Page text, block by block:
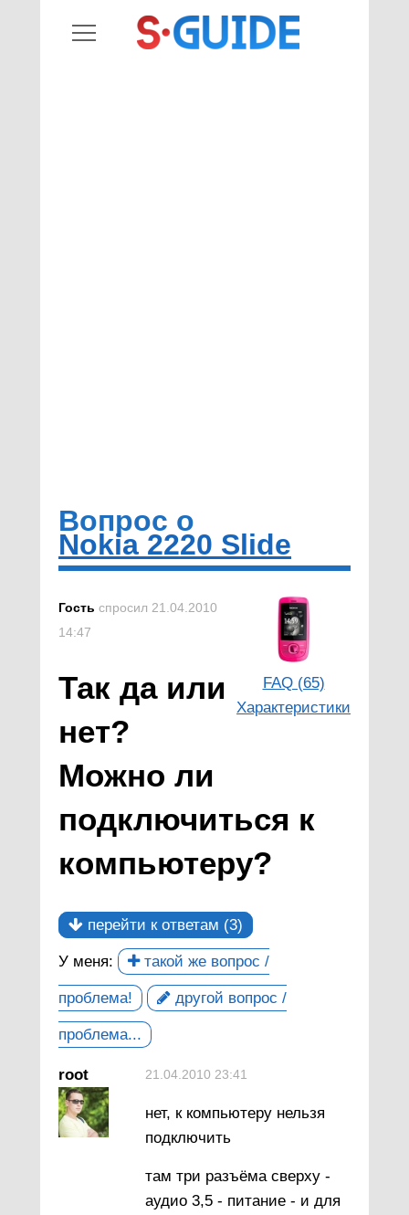
Вопрос о
Nokia 2220 Slide
FAQ (65)
Характеристики
Гость спросил 21.04.2010
14:47
Так да или
нет?
Можно ли
подключиться к
компьютеру?
перейти к ответам (3)
У меня: такой же вопрос /
проблема! другой вопрос /
проблема...
root 21.04.2010 23:41
нет, к компьютеру нельзя
подключить
там три разъёма сверху -
аудио 3,5 - питание - и для